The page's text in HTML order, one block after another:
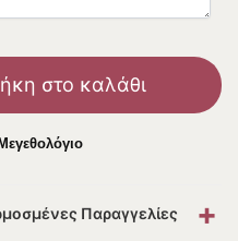
στο καλάθι
Παραγγελίες +